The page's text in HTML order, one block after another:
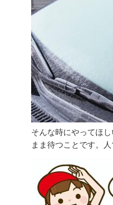
そんな時にやってほ
まま待つことです。